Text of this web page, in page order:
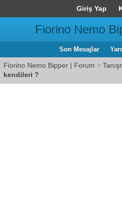
Giriş Yap
Fiorino Nemo
Son Mesajlar
Fiorino Nemo Bipper | Forum >
kendileri ?